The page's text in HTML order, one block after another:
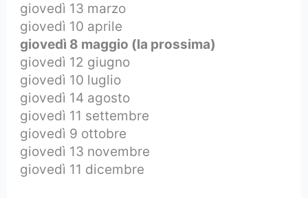
giovedì 13 marzo
giovedì 10 aprile
giovedì 8 maggio (la prossima)
giovedì 12 giugno
giovedì 10 luglio
giovedì 14 agosto
giovedì 11 settembre
giovedì 9 ottobre
giovedì 13 novembre
giovedì 11 dicembre